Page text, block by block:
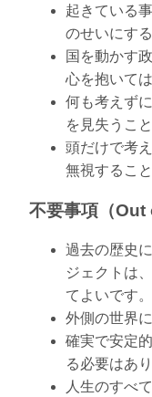
起きている
のせいにす
国を動かす
心を抱いて
何も考えず
を見失うこ
頭だけで考
無視するこ
不要事項（Out
過去の歴史
ジェクトは
てよいです。
外側の世界
確実で安定
る必要はあ
人生のすべ